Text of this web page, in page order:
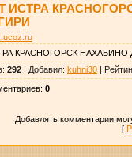
ИСТРА
КРАСНОГОРСК
: 292| Добавил: kuhni30|
: 0
Добавлять комментарии
[